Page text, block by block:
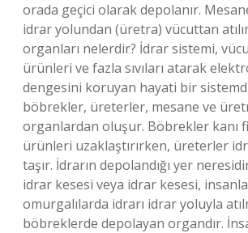
orada geçici olarak depolanır.
idrar yolundan (üretra) vücuttan
organları nelerdir? İdrar sistemi,
ürünleri ve fazla sıvıları atarak
dengesini koruyan hayati bir
böbrekler, üreterler, mesane ve
organlardan oluşur. Böbrekler kanı
ürünleri uzaklaştırırken, üreterler
taşır. İdrarın depolandığı yer
idrar kesesi veya idrar kesesi,
omurgalılarda idrarı idrar yoluyla
böbreklerde depolayan organdır.